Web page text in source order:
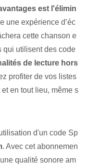
est l'élimin
une expérience d’éc
cette chanson e
qui utilisent des code
de lecture hors
profiter de vos listes
en tout lieu, même s
d'un code Sp
. Avec cet abonnemen
qualité sonore am